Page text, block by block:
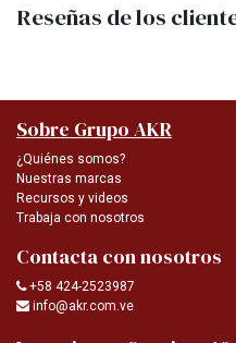
Reseñas de los
Sobre Grupo AKR
¿Quiénes somos?
Nuestras marcas
Recursos y videos
Trabaja con nosotros
Contacta con nosotros
+58 424-2523987
info@akr.com.ve